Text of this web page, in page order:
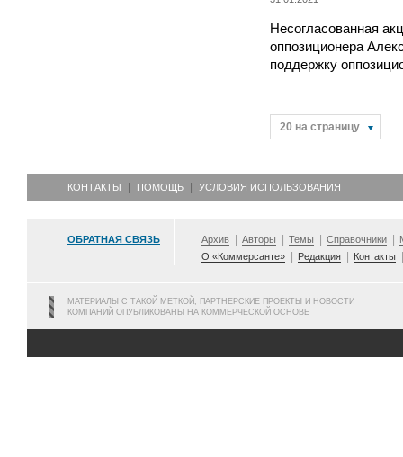
Несогласованная
оппозиционера
поддержку
20 на страницу
КОНТАКТЫ ПОМОЩЬ УСЛОВИЯ ИСПОЛЬЗОВАНИЯ
ОБРАТНАЯ СВЯЗЬ Архив Авторы Темы Справочники
О «Коммерсанте»
Редакция Контакты
МАТЕРИАЛЫ С ТАКОЙ МЕТКОЙ, ПАРТНЕРСКИЕ ПРОЕКТЫ И НОВОСТИ
КОМПАНИЙ ОПУБЛИКОВАНЫ НА КОММЕРЧЕСКОЙ ОСНОВЕ